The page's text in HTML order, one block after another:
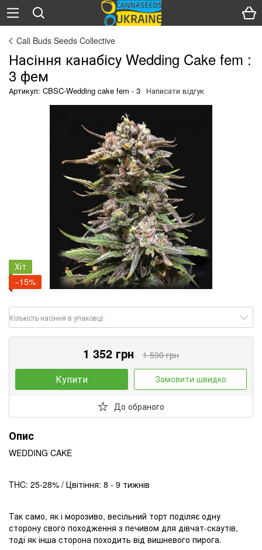
Cali Buds Seeds Collective
Насіння канабісу Wedding Cake fem :
3 фем
Артикул: CBSC-Wedding cake fem - 3 Написати відгук
Хіт
−15%
Кількість насіння в упаковці:
1 352 грн 1 590 грн
Купити Замовити швидко
До обраного
Опис
WEDDING CAKE
THC: 25-28% / Цвітіння: 8 - 9 тижнів
Так само, як і морозиво, весільний торт поділяє одну
сторону свого походження з печивом для дівчат-скаутів,
тоді як інша сторона походить від вишневого пирога.